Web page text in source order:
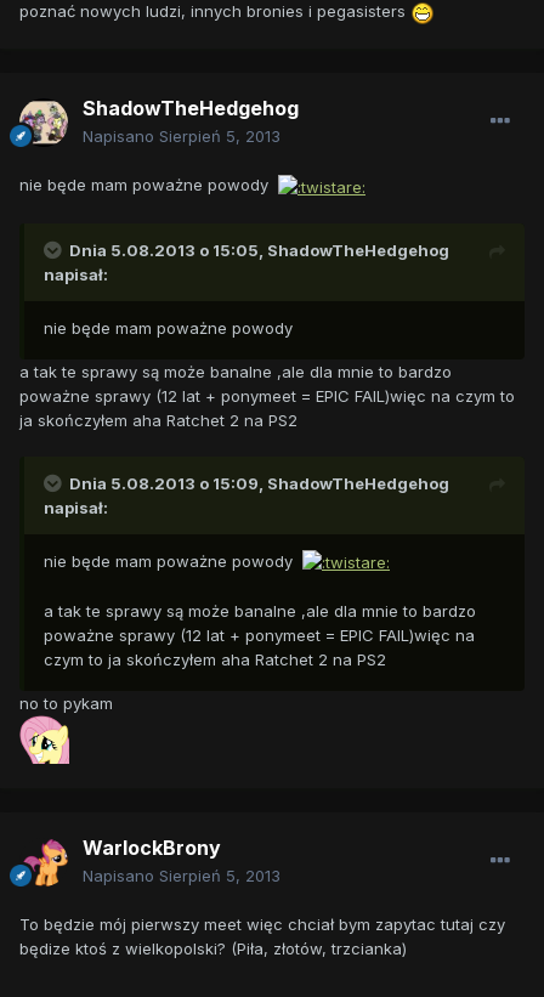
poznać nowych ludzi, innych bronies i pegasisters
ShadowTheHedgehog
Napisano Sierpień 5, 2013
nie będe mam poważne powody
Dnia 5.08.2013 o 15:05, ShadowTheHedgehog
napisał:
nie będe mam poważne powody
a tak te sprawy są może banalne ,ale dla mnie to bardzo
poważne sprawy (12 lat + ponymeet = EPIC FAIL)więc na czym to
ja skończyłem aha Ratchet 2 na PS2
Dnia 5.08.2013 o 15:09, ShadowTheHedgehog
napisał:
nie będe mam poważne powody
a tak te sprawy są może banalne ,ale dla mnie to bardzo
poważne sprawy (12 lat + ponymeet = EPIC FAIL)więc na
czym to ja skończyłem aha Ratchet 2 na PS2
no to pykam
WarlockBrony
Napisano Sierpień 5, 2013
To będzie mój pierwszy meet więc chciał bym zapytac tutaj czy
będize ktoś z wielkopolski? (Piła, złotów, trzcianka)